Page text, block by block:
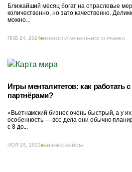
Ближайший месяц богат на отраслевые
количественно, но зато качественно.
можно...
ЯНВ 24, 2024 НОВОСТИ МЕБЕЛЬНОГО РЫНКА
Игры менталитетов: как работать
партнёрами?
«Вьетнамский бизнес очень быстрый, а у
особенность — все дела они обычно
с 8 до...
НОЯ 15, 2023 БИЗНЕС-КЕЙСЫ